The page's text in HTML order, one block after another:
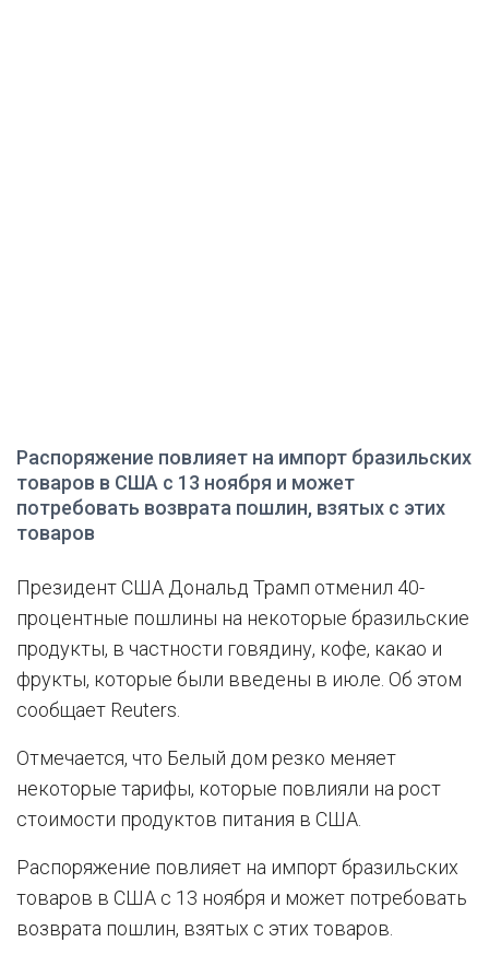
Распоряжение повлияет на импорт бразильских
товаров в США с 13 ноября и может
потребовать возврата пошлин, взятых с этих
товаров
Президент США Дональд Трамп отменил 40-
процентные пошлины на некоторые бразильские
продукты, в частности говядину, кофе, какао и
фрукты, которые были введены в июле. Об этом
сообщает Reuters.
Отмечается, что Белый дом резко меняет
некоторые тарифы, которые повлияли на рост
стоимости продуктов питания в США.
Распоряжение повлияет на импорт бразильских
товаров в США с 13 ноября и может потребовать
возврата пошлин, взятых с этих товаров.